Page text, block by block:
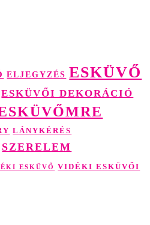
ELJEGYZÉS ESKÜVŐ
ESKÜVŐI DEKORÁCIÓ
LÁNYKÉRÉS
SZERELEM
ESKÜVŐ VIDÉKI ESKÜVŐI